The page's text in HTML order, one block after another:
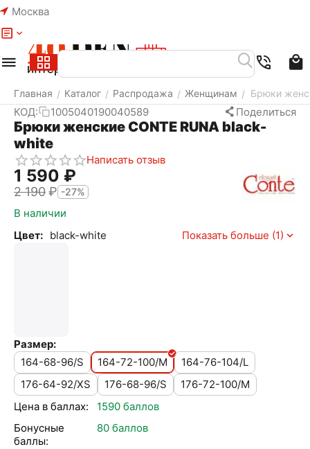
Москва
Главная / Каталог / Распродажа / Женщинам / Брюки
КОД: 1005040190040589 Поделиться
Брюки женские CONTE RUNA black-
white
Написать отзыв
1 590 ₽
2 190₽ -27%
В наличии
Цвет: black-white Показать больше (1)
Размер:
164-68-96/S
164-72-100/M
164-76-104/L
176-64-92/XS
176-68-96/S
176-72-100/M
Цена в баллах:
1590 баллов
Бонусные
баллы:
80 баллов
Меню